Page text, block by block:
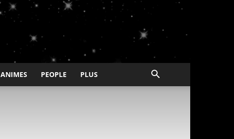
ANIMES PEOPLE PLUS